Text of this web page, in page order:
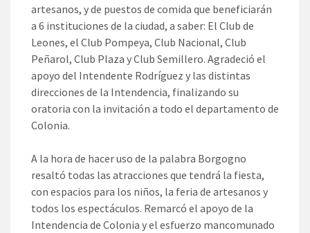
artesanos, y de puestos de comida que beneficiarán
a 6 instituciones de la ciudad, a saber: El Club de
Leones, el Club Pompeya, Club Nacional, Club
Peñarol, Club Plaza y Club Semillero. Agradeció el
apoyo del Intendente Rodríguez y las distintas
direcciones de la Intendencia, finalizando su
oratoria con la invitación a todo el departamento de
Colonia.
A la hora de hacer uso de la palabra Borgogno
resaltó todas las atracciones que tendrá la fiesta,
con espacios para los niños, la feria de artesanos y
todos los espectáculos. Remarcó el apoyo de la
Intendencia de Colonia y el esfuerzo mancomunado